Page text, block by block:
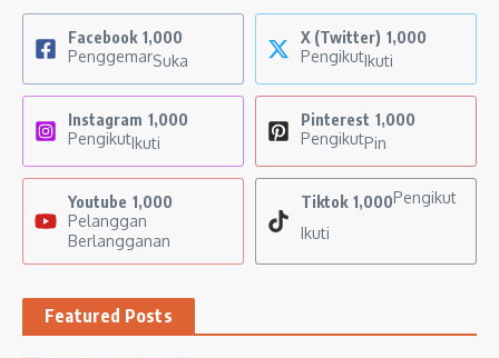
Facebook 1,000
PenggemarSuka
X (Twitter) 1,000
PengikutIkuti
Instagram 1,000
PengikutIkuti
Pinterest 1,000
PengikutPin
Youtube 1,000
Pelanggan
Berlangganan
Tiktok 1,000Pengikut
Ikuti
Featured Posts